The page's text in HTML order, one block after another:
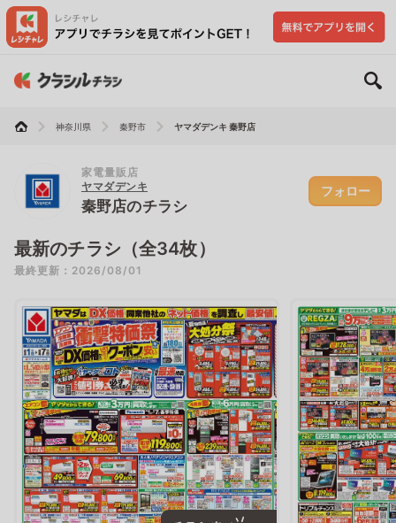
神奈川県 秦野市 ヤマダデンキ 秦野店
家電量販店
ヤマダデンキ
秦野店のチラシ
フォロー
最新のチラシ（全34枚）
最終更新：2026/08/01